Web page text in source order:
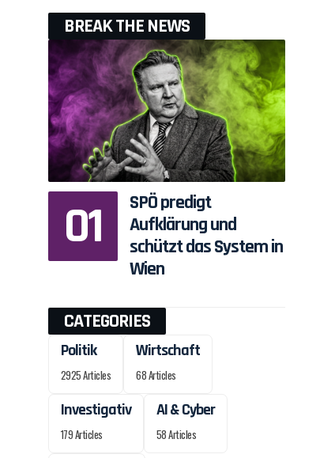
BREAK THE NEWS
SPÖ predigt
Aufklärung und
schützt das System in
Wien
CATEGORIES
Politik
2925 Articles
Wirtschaft
68 Articles
Investigativ
179 Articles
AI & Cyber
58 Articles